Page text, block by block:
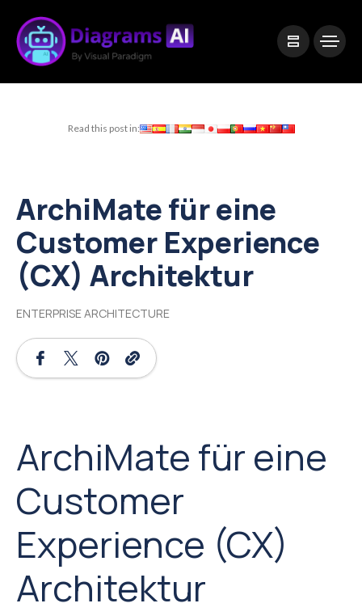
Read this post in:
ArchiMate für eine
Customer Experience
(CX) Architektur
ENTERPRISE ARCHITECTURE
ArchiMate für eine
Customer
Experience (CX)
Architektur